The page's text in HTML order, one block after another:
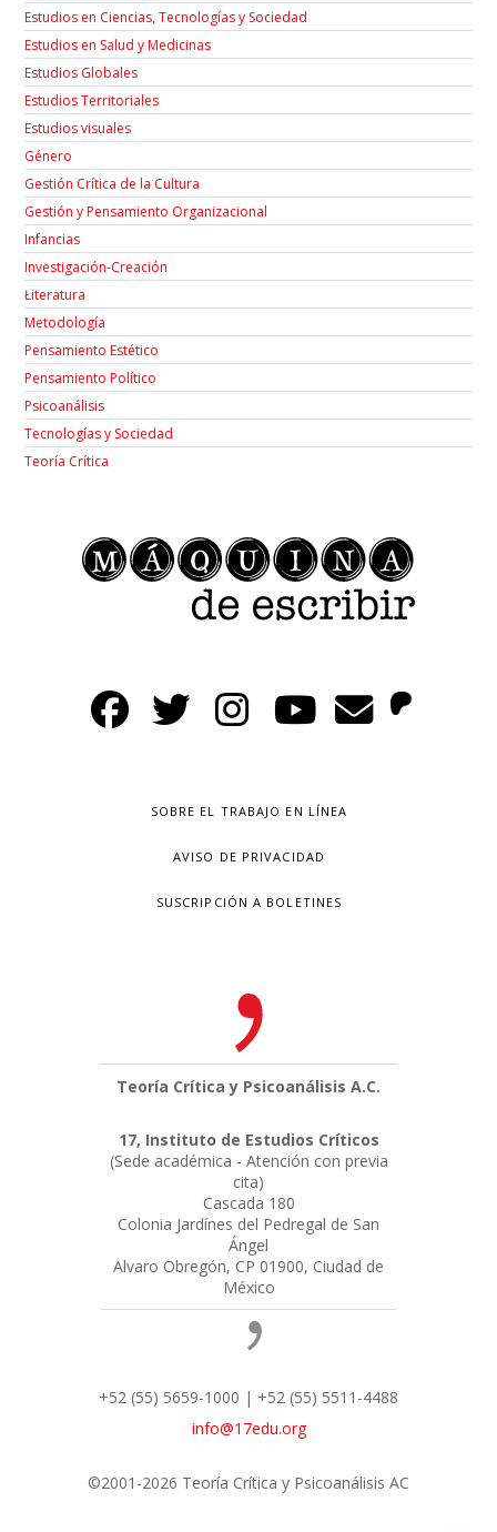
Estudios en Ciencias, Tecnologías y Sociedad
Estudios en Salud y Medicinas
Estudios Globales
Estudios Territoriales
Estudios visuales
Género
Gestión Crítica de la Cultura
Gestión y Pensamiento Organizacional
Infancias
Investigación-Creación
Łiteratura
Metodología
Pensamiento Estético
Pensamiento Político
Psicoanálisis
Tecnologías y Sociedad
Teoría Crítica
SOBRE EL TRABAJO EN LÍNEA
AVISO DE PRIVACIDAD
SUSCRIPCIÓN A BOLETINES
Teoría Crítica y Psicoanálisis A.C.
17, Instituto de Estudios Críticos
(Sede académica - Atención con previa
cita)
Cascada 180
Colonia Jardínes del Pedregal de San
Ángel
Alvaro Obregón, CP 01900, Ciudad de
México
+52 (55) 5659-1000 | +52 (55) 5511-4488
info@17edu.org
©2001-2026 Teoría Crítica y Psicoanálisis AC